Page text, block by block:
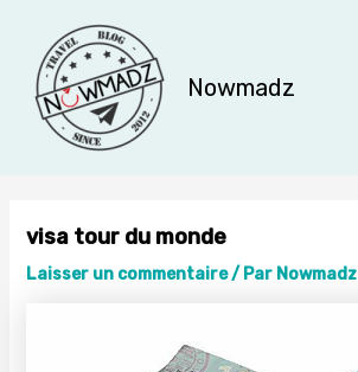
contenu
Nowmadz
visa tour du monde
Laisser un commentaire / Par Nowmadz